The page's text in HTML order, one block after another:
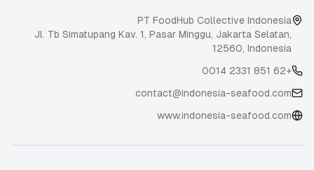
PT FoodHub Collective Indonesia
Jl. Tb Simatupang Kav. 1, Pasar Minggu, Jakarta Selatan,
12560, Indonesia
+62 851 2331 0014
contact@indonesia-seafood.com
www.indonesia-seafood.com